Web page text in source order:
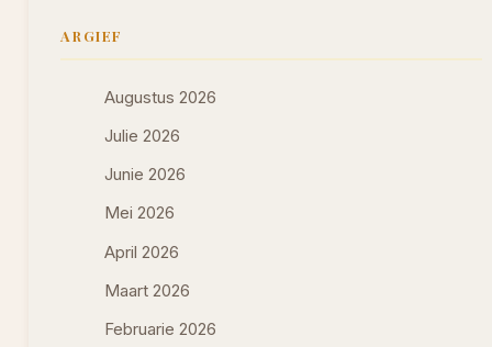
ARGIEF
Augustus 2026
Julie 2026
Junie 2026
Mei 2026
April 2026
Maart 2026
Februarie 2026